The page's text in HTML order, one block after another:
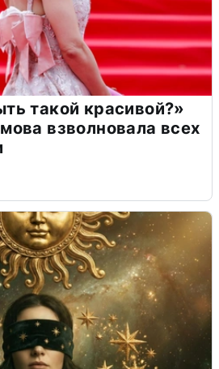
такой красивой?»
взволновала всех